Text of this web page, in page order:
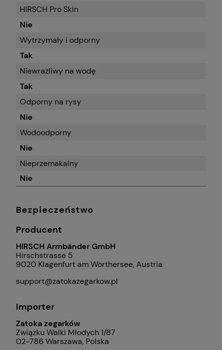
HIRSCH Pro Skin
Nie
Wytrzymały i odporny
Tak
Niewrażliwy na wodę
Tak
Odporny na rysy
Nie
Wodoodporny
Nie
Nieprzemakalny
Nie
Bezpieczeństwo
Producent
HIRSCH Armbänder GmbH
Hirschstrasse 5
9020 Klagenfurt am Wörthersee, Austria
support@zatokazegarkow.pl
Importer
Zatoka zegarków
Związku Walki Młodych 1/87
02-786 Warszawa, Polska